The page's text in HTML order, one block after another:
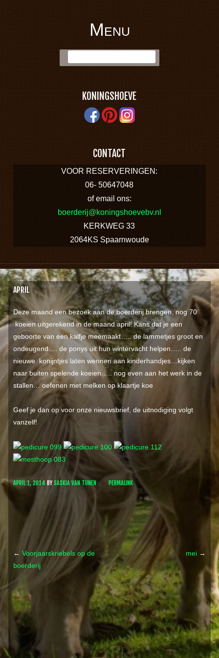
BOERDERIJ
KONINGSHOEVE
Menu
KONINGSHOEVE
CONTACT
VOOR RESERVERINGEN:
06- 50647048
of email ons:
boerderij@koningshoevebv.nl
KERKWEG 33
2064KS Spaarnwoude
APRIL
Deze maand een bezoek aan de boerderij brengen, nog 70
koeien uitgerekend in de maand april! Kans dat je een
geboorte van een kalfje meemaakt….. de lammetjes groot en
ondeugend…. de ponys uit hun wintervacht helpen….. de
nieuwe konijntjes laten wennen aan kinderhandjes…kijken
naar buiten spelende koeien….. nog even aan het werk in de
stallen… oefenen met melken op klaartje koe
Geef je dan op voor onze nieuwsbrief, de uitnodiging volgt
vanzelf!
APRIL 1, 2014 BY SASKIA VAN TUNEN PERMALINK
Post navigation
← Voorjaarskriebels op de
boerderij
mei →